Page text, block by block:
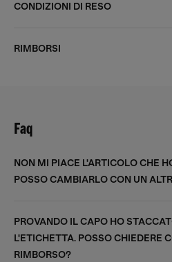
CONDIZIONI DI RESO
RIMBORSI
Faq
NON MI PIACE L'ARTICOLO CHE
POSSO CAMBIARLO CON UN
PROVANDO IL CAPO HO
L'ETICHETTA. POSSO CHIEDERE
RIMBORSO?